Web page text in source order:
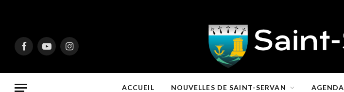
FacebookYouTubeInstagram
ACCUEIL NOUVELLES DE SAINT-SERVAN AGENDA